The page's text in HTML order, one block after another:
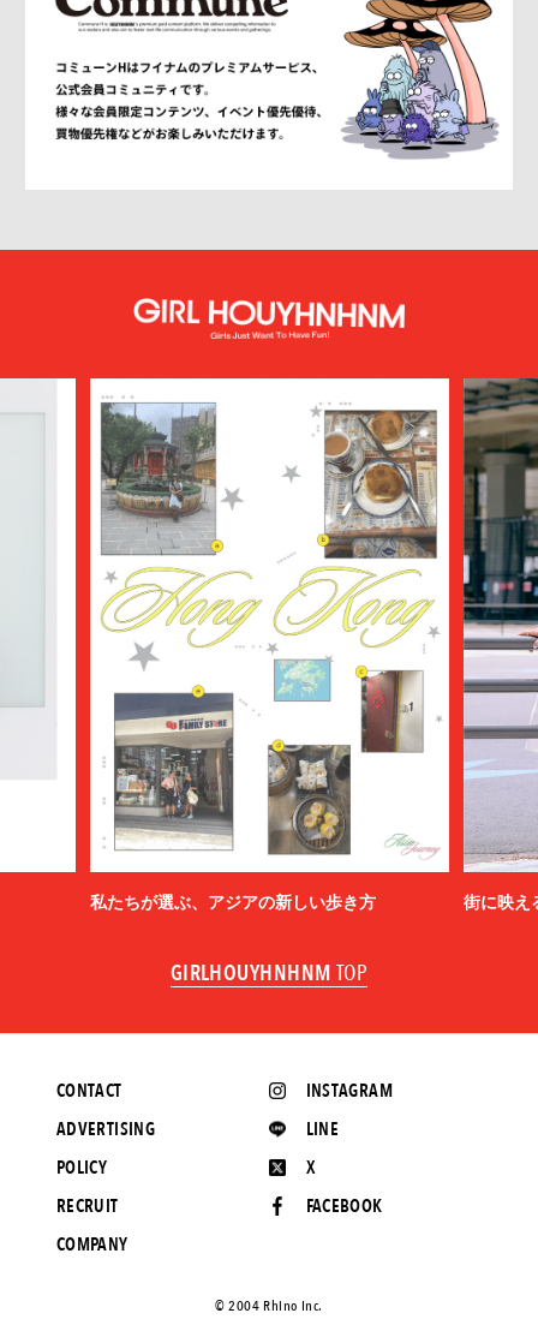
私たちが選ぶ、アジアの新しい歩き方 街に映え
GIRLHOUYHNHNM TOP
INSTAGRAM
LINE
X
FACEBOOK
CONTACT
ADVERTISING
POLICY
RECRUIT
COMPANY
©️ 2004 Rhino Inc.